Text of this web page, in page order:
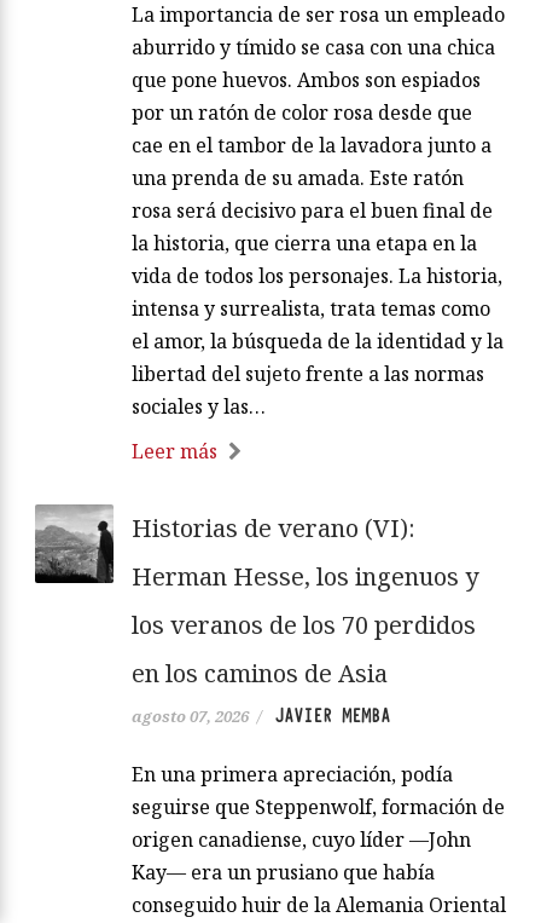
La importancia de ser rosa un empleado
aburrido y tímido se casa con una chica
que pone huevos. Ambos son espiados
por un ratón de color rosa desde que
cae en el tambor de la lavadora junto a
una prenda de su amada. Este ratón
rosa será decisivo para el buen final de
la historia, que cierra una etapa en la
vida de todos los personajes. La historia,
intensa y surrealista, trata temas como
el amor, la búsqueda de la identidad y la
libertad del sujeto frente a las normas
sociales y las…
Leer más
Historias de verano (VI):
Herman Hesse, los ingenuos y
los veranos de los 70 perdidos
en los caminos de Asia
agosto 07, 2026 / JAVIER MEMBA
En una primera apreciación, podía
seguirse que Steppenwolf, formación de
origen canadiense, cuyo líder —John
Kay— era un prusiano que había
conseguido huir de la Alemania Oriental